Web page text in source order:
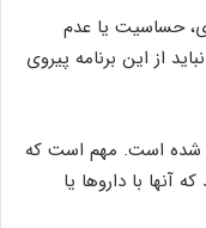
حساسیت یا عدم
از این برنامه پیروی
شده است. مهم است که
با داروها یا